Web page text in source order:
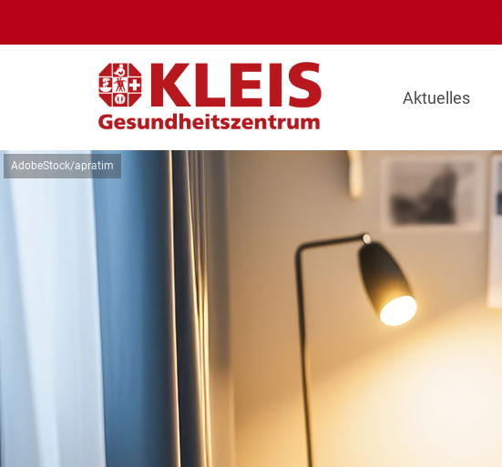
Aktuelles
AdobeStock/apratim